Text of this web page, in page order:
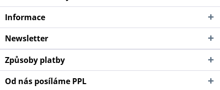
Informace
Newsletter
Způsoby platby
Od nás posíláme PPL